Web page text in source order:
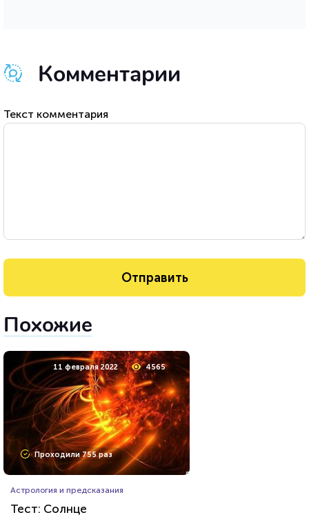
Комментарии
Текст комментария
Похожие
11 февраля 2022 4565
Проходили 755 раз
Астрология и предсказания
Тест: Солнце